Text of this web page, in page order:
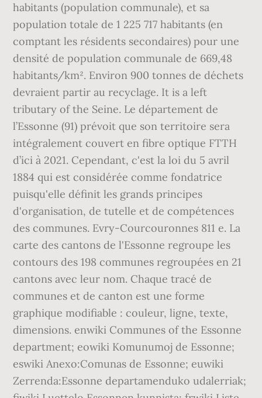
habitants (population communale), et sa
population totale de 1 225 717 habitants (en
comptant les résidents secondaires) pour une
densité de population communale de 669,48
habitants/km². Environ 900 tonnes de déchets
devraient partir au recyclage. It is a left
tributary of the Seine. Le département de
l’Essonne (91) prévoit que son territoire sera
intégralement couvert en fibre optique FTTH
d’ici à 2021. Cependant, c'est la loi du 5 avril
1884 qui est considérée comme fondatrice
puisqu'elle définit les grands principes
d'organisation, de tutelle et de compétences
des communes. Evry-Courcouronnes 811 e. La
carte des cantons de l'Essonne regroupe les
contours des 198 communes regroupées en 21
cantons avec leur nom. Chaque tracé de
communes et de canton est une forme
graphique modifiable : couleur, ligne, texte,
dimensions. enwiki Communes of the Essonne
department; eowiki Komunumoj de Essonne;
eswiki Anexo:Comunas de Essonne; euwiki
Zerrenda:Essonne departamenduko udalerriak;